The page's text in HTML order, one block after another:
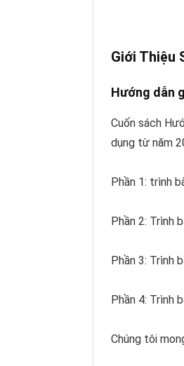
Giới Thiệu
Hướng dẫn
Cuốn sách
dụng từ năm
Phần 1: trình
Phần 2: Trình
Phần 3: Trình
Phần 4: Trình
Chúng tôi